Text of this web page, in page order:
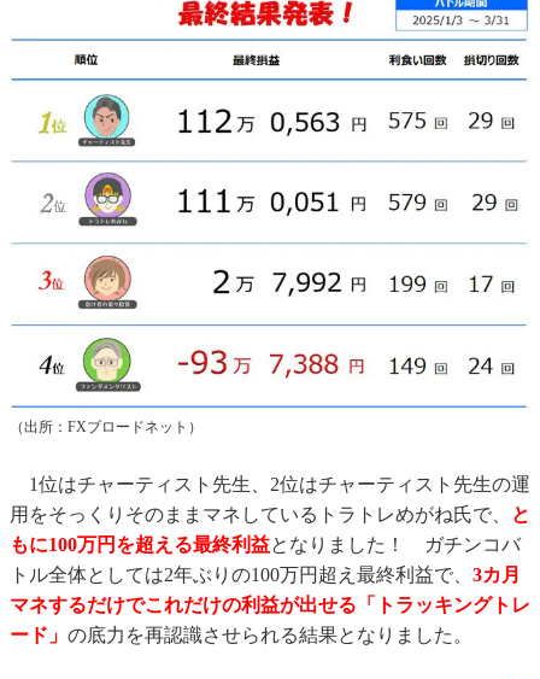
（出所：FXブロードネット）
1位はチャーティスト先生、2位はチャーティスト先生の運
用をそっくりそのままマネしているトラトレめがね氏で、
と
もに100万円を超える最終利益となりました！ ガチンコバ
トル全体としては2年ぶりの100万円超え最終利益で、 3カ月
マネするだけでこれだけの利益が出せる「トラッキングトレ
ード」 の底力を再認識させられる結果となりました。